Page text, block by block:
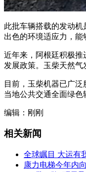
此批车辆搭载的发动
出色的环境适应力，能
近年来，阿根廷积极
发展政策。玉柴天然气
目前，玉柴机器已广
当地公共交通全面绿色
编辑：刚刚
相关新闻
全球瞩目 大运有
康力电梯今年内